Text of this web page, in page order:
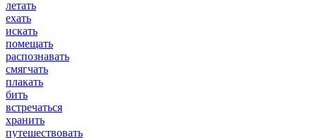
летать
ехать
искать
помещать
распознавать
смягчать
плакать
бить
встречаться
хранить
путешествовать